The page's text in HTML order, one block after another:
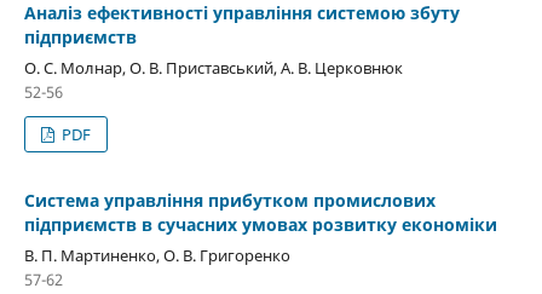
Аналіз ефективності управління системою збуту
підприємств
О. С. Молнар, О. В. Приставський, А. В. Церковнюк
52-56
PDF
Система управління прибутком промиcлових
підприємств в сучасних умовах розвитку економіки
В. П. Мартиненко, О. В. Григоренко
57-62